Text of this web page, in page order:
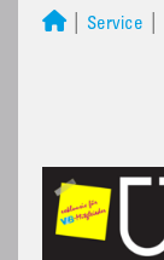
Service